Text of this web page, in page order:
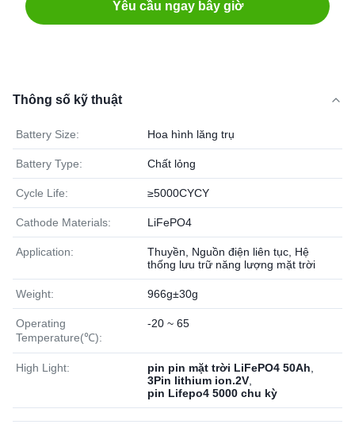
Yêu cầu ngay bây giờ
Thông số kỹ thuật
Battery Size: Hoa hình lăng trụ
Battery Type: Chất lỏng
Cycle Life: ≥5000CYCY
Cathode Materials: LiFePO4
Application:
Thuyền, Nguồn điện liên tục, Hệ
thống lưu trữ năng lượng mặt trời
Weight: 966g±30g
Operating
Temperature(℃):
-20 ~ 65
High Light: pin pin mặt trời LiFePO4 50Ah
3Pin lithium ion.2V
pin Lifepo4 5000 chu kỳ